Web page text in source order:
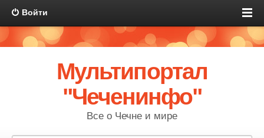
Войти
Мультипортал
"Чеченинфо"
Все о Чечне и мире